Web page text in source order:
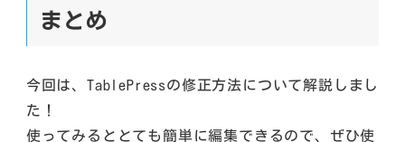
まとめ
今回は、TablePressの修正方法について解説しまし
た！
使ってみるととても簡単に編集できるので、ぜひ使